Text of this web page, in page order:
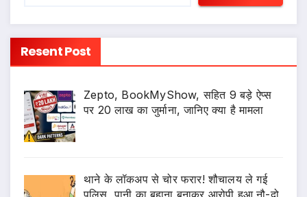
Resent Post
Zepto, BookMyShow, सहित 9 बड़े ऐप्स
पर 20 लाख का जुर्माना, जानिए क्या है मामला
थाने के लॉकअप से चोर फरार! शौचालय ले गई